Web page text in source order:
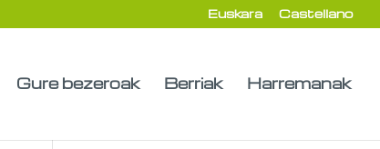
Euskara Castellano
Gure bezeroak Berriak Harremanak